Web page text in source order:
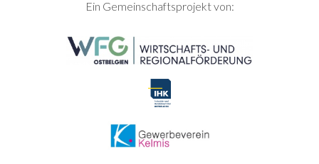
SEITENFUSSEin Gemeinschaftsprojekt von: